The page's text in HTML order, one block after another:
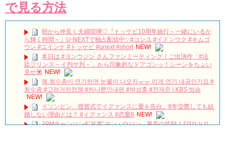
で見る方法
朝から仲良く夫婦喧嘩♡『トッケビ10周年旅行～一緒にいるか
ら輝く時間～』U-NEXTで独占配信中✨#コンユ #イドンウク #キムゴ
ウン #ユインナ #トッケビ #unext #short NEW!
本日は #ヨンウジン さんファンミーティング！ご出演作「#法
廷プリンス – イ判サ判 – 」から印象的なドアゴンッ！シーンをちょい
見せ💟 NEW!
왜 최수종이 연기하면 눈물이 나오지ㅠㅠ 이게 연기 내공인가요 #
최수종 #고려거란전쟁 #하나뿐인내편 #박성훈 #전재준 | KBS 방송
NEW!
イソンビン、授賞式でイグァンスに愛を告白。8年交際しても結
婚しない理由とは？ #イグァンス #恋愛8 NEW!
2PMチャンソン&”兄貴”ヨン・ウジン、最高の笑顔！7/3ＤＶＤ